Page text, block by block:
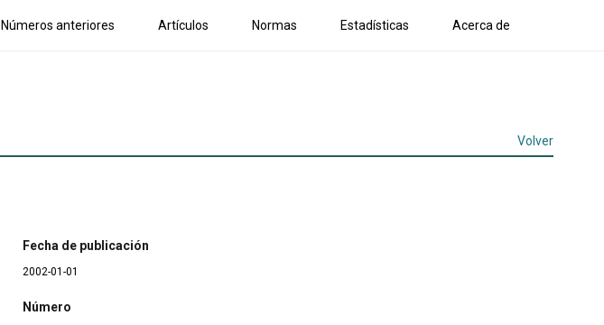
Números anteriores Artículos Normas Estadísticas Acerca de
Volver
Fecha de publicación
2002-01-01
Número